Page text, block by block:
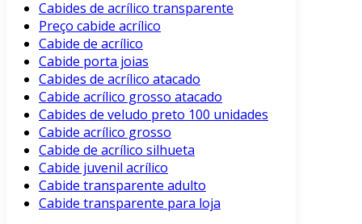
Cabides de acrílico transparente
Preço cabide acrílico
Cabide de acrílico
Cabide porta joias
Cabides de acrílico atacado
Cabide acrílico grosso atacado
Cabides de veludo preto 100 unidades
Cabide acrílico grosso
Cabide de acrílico silhueta
Cabide juvenil acrílico
Cabide transparente adulto
Cabide transparente para loja